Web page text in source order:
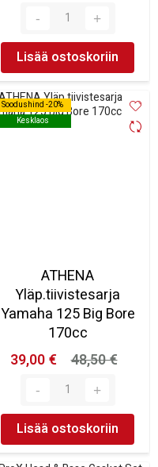
Lisää ostoskoriin
Soodushind -20%
Kesklaos
Soodushind -20%
Kesklaos
ATHENA
Yläp.tiivistesarja
Yamaha 125 Big Bore
170cc
39,00 €
48,50 €
Lisää ostoskoriin